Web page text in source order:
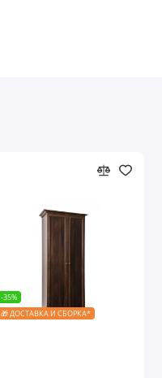
-35%
🎁 ДОСТАВКА И СБОРКА*